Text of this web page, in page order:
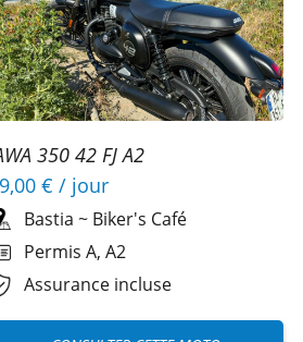
350 42 FJ A2
€ / jour
Bastia ~ Biker's Café
Permis A, A2
Assurance incluse